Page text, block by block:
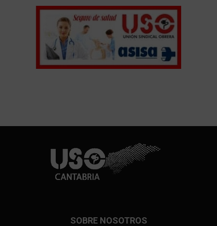
SOBRE NOSOTROS